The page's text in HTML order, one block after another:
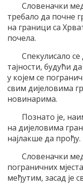
Словеначки
требало да почне
на граници са
почела.
Спекулисало
тајности, будући
у којем се
свим дијеловима
новинарима.
Познато је,
на дијеловима
најлакше да прођу.
Словеначки
пограничних
међутим, засад је